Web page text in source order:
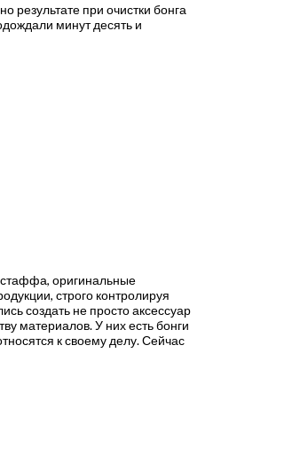
результате при очистки бонга
минут десять и
стаффа, оригинальные
строго контролируя
создать не просто аксессуар
материалов. У них есть бонги
к своему делу. Сейчас